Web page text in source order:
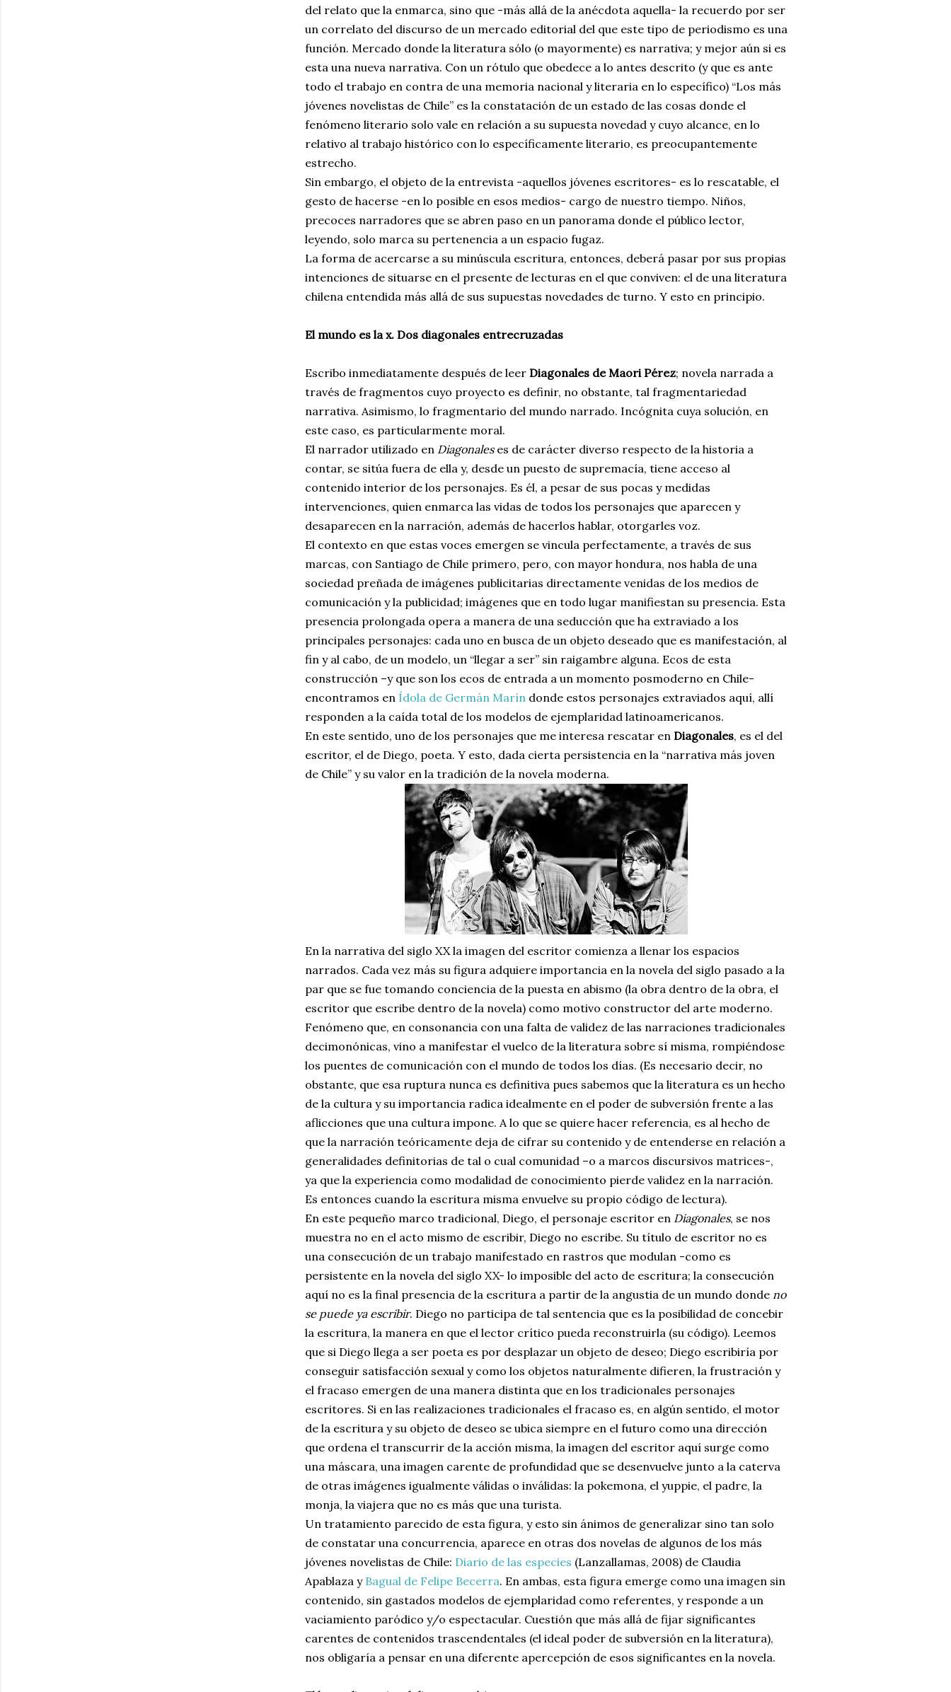
del relato que la enmarca, sino que -más allá de la anécdota aquella- la recuerdo por ser
un correlato del discurso de un mercado editorial del que este tipo de periodismo es una
función. Mercado donde la literatura sólo (o mayormente) es narrativa; y mejor aún si es
esta una nueva narrativa. Con un rótulo que obedece a lo antes descrito (y que es ante
todo el trabajo en contra de una memoria nacional y literaria en lo específico) “Los más
jóvenes novelistas de Chile” es la constatación de un estado de las cosas donde el
fenómeno literario solo vale en relación a su supuesta novedad y cuyo alcance, en lo
relativo al trabajo histórico con lo específicamente literario, es preocupantemente
estrecho.
Sin embargo, el objeto de la entrevista -aquellos jóvenes escritores- es lo rescatable, el
gesto de hacerse -en lo posible en esos medios- cargo de nuestro tiempo. Niños,
precoces narradores que se abren paso en un panorama donde el público lector,
leyendo, solo marca su pertenencia a un espacio fugaz.
La forma de acercarse a su minúscula escritura, entonces, deberá pasar por sus propias
intenciones de situarse en el presente de lecturas en el que conviven: el de una literatura
chilena entendida más allá de sus supuestas novedades de turno. Y esto en principio.
El mundo es la x. Dos diagonales entrecruzadas
Escribo inmediatamente después de leer Diagonales de Maori Pérez; novela narrada a
través de fragmentos cuyo proyecto es definir, no obstante, tal fragmentariedad
narrativa. Asimismo, lo fragmentario del mundo narrado. Incógnita cuya solución, en
este caso, es particularmente moral.
El narrador utilizado en Diagonales es de carácter diverso respecto de la historia a
contar, se sitúa fuera de ella y, desde un puesto de supremacía, tiene acceso al
contenido interior de los personajes. Es él, a pesar de sus pocas y medidas
intervenciones, quien enmarca las vidas de todos los personajes que aparecen y
desaparecen en la narración, además de hacerlos hablar, otorgarles voz.
El contexto en que estas voces emergen se vincula perfectamente, a través de sus
marcas, con Santiago de Chile primero, pero, con mayor hondura, nos habla de una
sociedad preñada de imágenes publicitarias directamente venidas de los medios de
comunicación y la publicidad; imágenes que en todo lugar manifiestan su presencia. Esta
presencia prolongada opera a manera de una seducción que ha extraviado a los
principales personajes: cada uno en busca de un objeto deseado que es manifestación, al
fin y al cabo, de un modelo, un “llegar a ser” sin raigambre alguna. Ecos de esta
construcción –y que son los ecos de entrada a un momento posmoderno en Chile-
encontramos en Ídola de Germán Marín donde estos personajes extraviados aquí, allí
responden a la caída total de los modelos de ejemplaridad latinoamericanos.
En este sentido, uno de los personajes que me interesa rescatar en Diagonales, es el del
escritor, el de Diego, poeta. Y esto, dada cierta persistencia en la “narrativa más joven
de Chile” y su valor en la tradición de la novela moderna.
En la narrativa del siglo XX la imagen del escritor comienza a llenar los espacios
narrados. Cada vez más su figura adquiere importancia en la novela del siglo pasado a la
par que se fue tomando conciencia de la puesta en abismo (la obra dentro de la obra, el
escritor que escribe dentro de la novela) como motivo constructor del arte moderno.
Fenómeno que, en consonancia con una falta de validez de las narraciones tradicionales
decimonónicas, vino a manifestar el vuelco de la literatura sobre sí misma, rompiéndose
los puentes de comunicación con el mundo de todos los días. (Es necesario decir, no
obstante, que esa ruptura nunca es definitiva pues sabemos que la literatura es un hecho
de la cultura y su importancia radica idealmente en el poder de subversión frente a las
aflicciones que una cultura impone. A lo que se quiere hacer referencia, es al hecho de
que la narración teóricamente deja de cifrar su contenido y de entenderse en relación a
generalidades definitorias de tal o cual comunidad –o a marcos discursivos matrices-,
ya que la experiencia como modalidad de conocimiento pierde validez en la narración.
Es entonces cuando la escritura misma envuelve su propio código de lectura).
En este pequeño marco tradicional, Diego, el personaje escritor en Diagonales, se nos
muestra no en el acto mismo de escribir, Diego no escribe. Su título de escritor no es
una consecución de un trabajo manifestado en rastros que modulan -como es
persistente en la novela del siglo XX- lo imposible del acto de escritura; la consecución
aquí no es la final presencia de la escritura a partir de la angustia de un mundo donde no
se puede ya escribir. Diego no participa de tal sentencia que es la posibilidad de concebir
la escritura, la manera en que el lector crítico pueda reconstruirla (su código). Leemos
que si Diego llega a ser poeta es por desplazar un objeto de deseo; Diego escribiría por
conseguir satisfacción sexual y como los objetos naturalmente difieren, la frustración y
el fracaso emergen de una manera distinta que en los tradicionales personajes
escritores. Si en las realizaciones tradicionales el fracaso es, en algún sentido, el motor
de la escritura y su objeto de deseo se ubica siempre en el futuro como una dirección
que ordena el transcurrir de la acción misma, la imagen del escritor aquí surge como
una máscara, una imagen carente de profundidad que se desenvuelve junto a la caterva
de otras imágenes igualmente válidas o inválidas: la pokemona, el yuppie, el padre, la
monja, la viajera que no es más que una turista.
Un tratamiento parecido de esta figura, y esto sin ánimos de generalizar sino tan solo
de constatar una concurrencia, aparece en otras dos novelas de algunos de los más
jóvenes novelistas de Chile: Diario de las especies (Lanzallamas, 2008) de Claudia
Apablaza y Bagual de Felipe Becerra. En ambas, esta figura emerge como una imagen sin
contenido, sin gastados modelos de ejemplaridad como referentes, y responde a un
vaciamiento paródico y/o espectacular. Cuestión que más allá de fijar significantes
carentes de contenidos trascendentales (el ideal poder de subversión en la literatura),
nos obligaría a pensar en una diferente apercepción de esos significantes en la novela.